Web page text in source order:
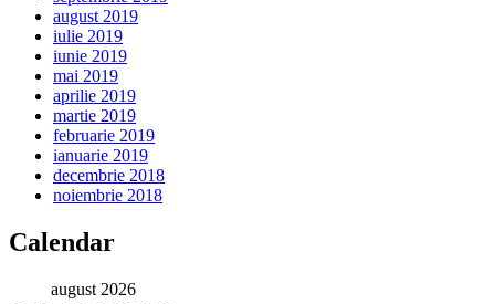
august 2019
iulie 2019
iunie 2019
mai 2019
aprilie 2019
martie 2019
februarie 2019
ianuarie 2019
decembrie 2018
noiembrie 2018
Calendar
august 2026